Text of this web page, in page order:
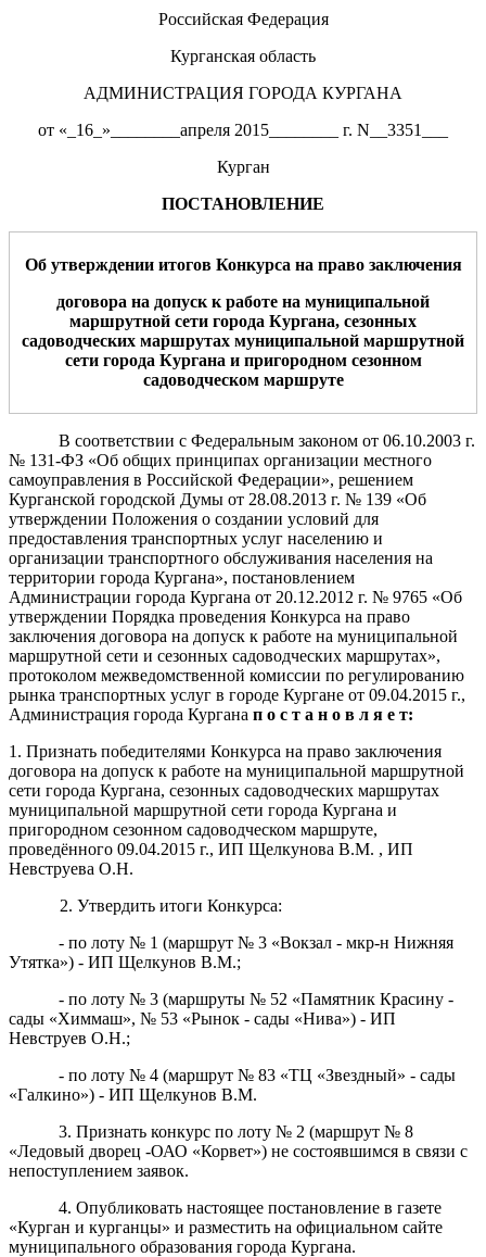
Российская Федерация
Курганская область
АДМИНИСТРАЦИЯ ГОРОДА КУРГАНА
от «_16_»________апреля 2015________ г. N__3351___
Курган
ПОСТАНОВЛЕНИЕ
Об утверждении итогов Конкурса на право заключения
договора на допуск к работе на муниципальной
маршрутной сети города Кургана, сезонных
садоводческих маршрутах муниципальной маршрутной
сети города Кургана и пригородном сезонном
садоводческом маршруте
В соответствии с Федеральным законом от 06.10.2003 г.
№ 131-ФЗ «Об общих принципах организации местного
самоуправления в Российской Федерации», решением
Курганской городской Думы от 28.08.2013 г. № 139 «Об
утверждении Положения о создании условий для
предоставления транспортных услуг населению и
организации транспортного обслуживания населения на
территории города Кургана», постановлением
Администрации города Кургана от 20.12.2012 г. № 9765 «Об
утверждении Порядка проведения Конкурса на право
заключения договора на допуск к работе на муниципальной
маршрутной сети и сезонных садоводческих маршрутах»,
протоколом межведомственной комиссии по регулированию
рынка транспортных услуг в городе Кургане от 09.04.2015 г.,
Администрация города Кургана п о с т а н о в л я е т:
1. Признать победителями Конкурса на право заключения
договора на допуск к работе на муниципальной маршрутной
сети города Кургана, сезонных садоводческих маршрутах
муниципальной маршрутной сети города Кургана и
пригородном сезонном садоводческом маршруте,
проведённого 09.04.2015 г., ИП Щелкунова В.М. , ИП
Невструева О.Н.
2. Утвердить итоги Конкурса:
- по лоту № 1 (маршрут № 3 «Вокзал - мкр-н Нижняя
Утятка») - ИП Щелкунов В.М.;
- по лоту № 3 (маршруты № 52 «Памятник Красину -
сады «Химмаш», № 53 «Рынок - сады «Нива») - ИП
Невструев О.Н.;
- по лоту № 4 (маршрут № 83 «ТЦ «Звездный» - сады
«Галкино») - ИП Щелкунов В.М.
3. Признать конкурс по лоту № 2 (маршрут № 8
«Ледовый дворец -ОАО «Корвет») не состоявшимся в связи с
непоступлением заявок.
4. Опубликовать настоящее постановление в газете
«Курган и курганцы» и разместить на официальном сайте
муниципального образования города Кургана.